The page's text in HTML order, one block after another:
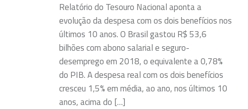
Relatório do Tesouro Nacional aponta a
evolução da despesa com os dois benefícios nos
últimos 10 anos. O Brasil gastou R$ 53,6
bilhões com abono salarial e seguro-
desemprego em 2018, o equivalente a 0,78%
do PIB. A despesa real com os dois benefícios
cresceu 1,5% em média, ao ano, nos últimos 10
anos, acima do […]